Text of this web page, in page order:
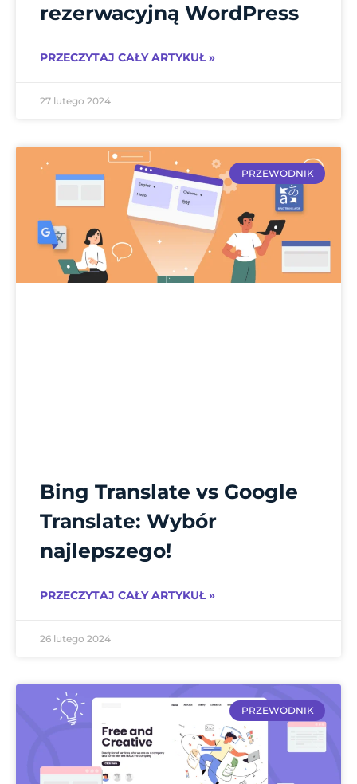
rezerwacyjną WordPress
PRZECZYTAJ CAŁY ARTYKUŁ »
27 lutego 2024
PRZEWODNIK
Bing Translate vs Google
Translate: Wybór
najlepszego!
PRZECZYTAJ CAŁY ARTYKUŁ »
26 lutego 2024
PRZEWODNIK